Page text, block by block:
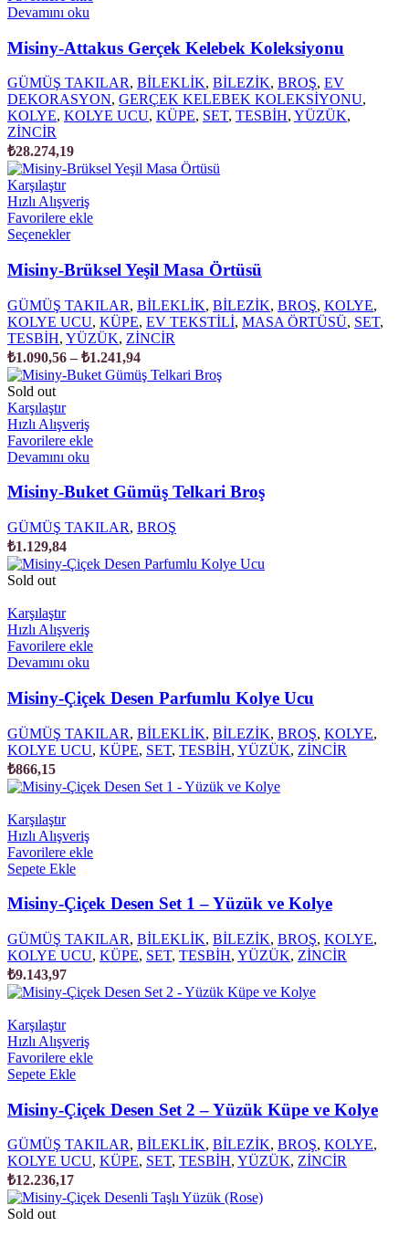
Devamını oku
Misiny-Attakus Gerçek Kelebek Koleksiyonu
GÜMÜŞ TAKILAR, BİLEKLİK, BİLEZİK, BROŞ, EV
DEKORASYON, GERÇEK KELEBEK KOLEKSİYONU,
KOLYE, KOLYE UCU, KÜPE, SET, TESBİH, YÜZÜK,
ZİNCİR
₺28.274,19
Karşılaştır
Hızlı Alışveriş
Favorilere ekle
SeçeneklerBu
birden
fazla
varyasyonu
var.
Seçenekler
ürün
sayfasından
seçilebilir
Misiny-Brüksel Yeşil Masa Örtüsü
GÜMÜŞ TAKILAR, BİLEKLİK, BİLEZİK, BROŞ, KOLYE,
KOLYE UCU, KÜPE, EV TEKSTİLİ, MASA ÖRTÜSÜ, SET,
TESBİH, YÜZÜK, ZİNCİR
₺1.090,56 –₺1.241,94
aralığı:
Sold out
Karşılaştır
Hızlı Alışveriş
Favorilere ekle
Devamını oku
Misiny-Buket Gümüş Telkari Broş
GÜMÜŞ TAKILAR, BROŞ
₺1.129,84
Sold out
Karşılaştır
Hızlı Alışveriş
Favorilere ekle
Devamını oku
Misiny-Çiçek Desen Parfumlu Kolye Ucu
GÜMÜŞ TAKILAR, BİLEKLİK, BİLEZİK, BROŞ, KOLYE,
KOLYE UCU, KÜPE, SET, TESBİH, YÜZÜK, ZİNCİR
₺866,15
Karşılaştır
Hızlı Alışveriş
Favorilere ekle
Sepete Ekle
Misiny-Çiçek Desen Set 1 – Yüzük ve Kolye
GÜMÜŞ TAKILAR, BİLEKLİK, BİLEZİK, BROŞ, KOLYE,
KOLYE UCU, KÜPE, SET, TESBİH, YÜZÜK, ZİNCİR
₺9.143,97
Karşılaştır
Hızlı Alışveriş
Favorilere ekle
Sepete Ekle
Misiny-Çiçek Desen Set 2 – Yüzük Küpe ve Kolye
GÜMÜŞ TAKILAR, BİLEKLİK, BİLEZİK, BROŞ, KOLYE,
KOLYE UCU, KÜPE, SET, TESBİH, YÜZÜK, ZİNCİR
₺12.236,17
Sold out